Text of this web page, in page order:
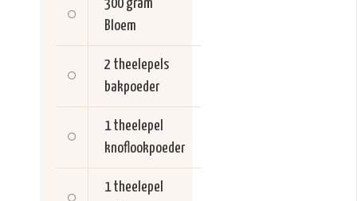
300 gram
Bloem
2 theelepels
bakpoeder
1 theelepel
knoflookpoeder
1 theelepel